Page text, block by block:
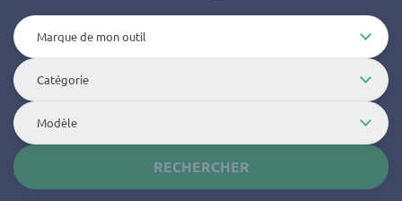
Marque de mon outil
Catégorie
Modèle
RECHERCHER